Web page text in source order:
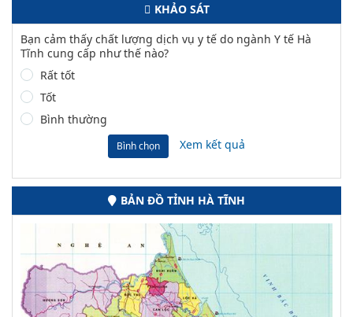
KHẢO SÁT
Bạn cảm thấy chất lượng dịch vụ y tế do ngành Y tế Hà
Tĩnh cung cấp như thế nào?
Rất tốt
Tốt
Bình thường
Bình chọn Xem kết quả
BẢN ĐỒ TỈNH HÀ TĨNH